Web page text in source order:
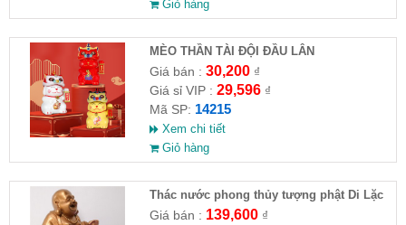
Giỏ hàng
MÈO THẦN TÀI ĐỘI ĐẦU LÂN
Giá bán : 30,200₫
Giá sỉ VIP : 29,596₫
Mã SP: 14215
Xem chi tiết
Giỏ hàng
Thác nước phong thủy tượng phật Di Lặc
Giá bán : 139,600₫